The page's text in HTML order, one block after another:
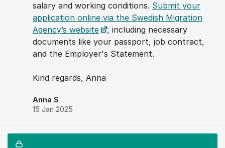
salary and working conditions. Submit your
application online via the Swedish Migration
Agency’s website
, including necessary
documents like your passport, job contract,
and the Employer's Statement.
Kind regards, Anna
Anna S
15 Jan 2025